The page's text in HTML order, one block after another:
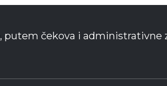
čekova i administrativne